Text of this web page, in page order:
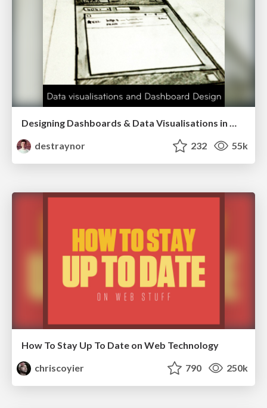
Designing Dashboards & Data Visualisations in Web Apps
destraynor
232 55k
How To Stay Up To Date on Web Technology
chriscoyier
790 250k